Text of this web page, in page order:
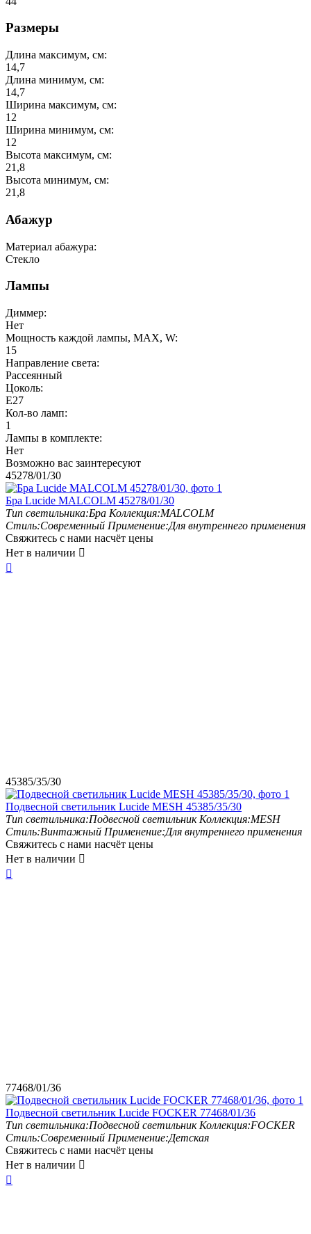
Размеры
Длина максимум, см:
14,7
Длина минимум, см:
14,7
Ширина максимум, см:
12
Ширина минимум, см:
12
Высота максимум, см:
21,8
Высота минимум, см:
21,8
Абажур
Материал абажура:
Стекло
Лампы
Диммер:
Нет
Мощность каждой лампы, MAX, W:
15
Направление света:
Рассеянный
Цоколь:
E27
Кол-во ламп:
1
Лампы в комплекте:
Нет
Возможно вас заинтересуют
45278/01/30
Бра Lucide MALCOLM 45278/01/30
Тип светильника:Бра Коллекция:MALCOLM
Стиль:Современный Применение:Для внутреннего применения
Свяжитесь с нами насчёт цены
Нет в наличии 

45385/35/30
Подвесной светильник Lucide MESH 45385/35/30
Тип светильника:Подвесной светильник Коллекция:MESH
Стиль:Винтажный Применение:Для внутреннего применения
Свяжитесь с нами насчёт цены
Нет в наличии 

77468/01/36
Подвесной светильник Lucide FOCKER 77468/01/36
Тип светильника:Подвесной светильник Коллекция:FOCKER
Стиль:Современный Применение:Детская
Свяжитесь с нами насчёт цены
Нет в наличии 
